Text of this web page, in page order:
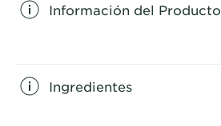
Información del Producto
Ingredientes